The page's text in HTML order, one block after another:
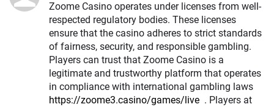
Zoome Casino operates under licenses from well-
respected regulatory bodies. These licenses
ensure that the casino adheres to strict standards
of fairness, security, and responsible gambling.
Players can trust that Zoome Casino is a
legitimate and trustworthy platform that operates
in compliance with international gambling laws
https://zoome3.casino/games/live . Players at